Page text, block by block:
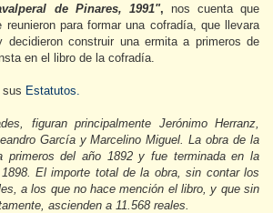
de Pinares, 1991", nos cuenta que
para formar una cofradía, que llevara
decidieron construir una ermita a primeros de
en el libro de la cofradía.
sus Estatutos.
figuran principalmente Jerónimo Herranz,
García y Marcelino Miguel. La obra de la
primeros del año 1892 y fue terminada en la
El importe total de la obra, sin contar los
a los que no hace mención el libro, y que sin
ascienden a 11.568 reales.